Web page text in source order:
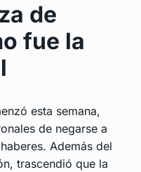
de
fue la
esta semana,
de negarse a
Además del
trascendió que la